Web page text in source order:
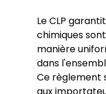
Le CLP
chimiques
manière
dans
Ce règlement